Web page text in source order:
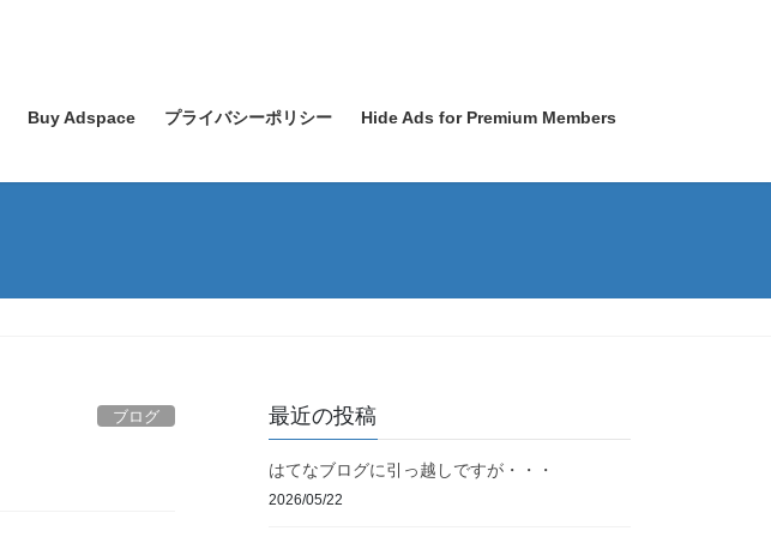
Buy Adspace プライバシーポリシー Hide Ads for Premium Members
ブログ 最近の投稿
はてなブログに引っ越しですが・・・
2026/05/22